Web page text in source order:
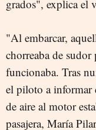
grados", explica el
"Al embarcar,
chorreaba de sudor
funcionaba. Tras
el piloto a informar
de aire al motor
pasajera, María